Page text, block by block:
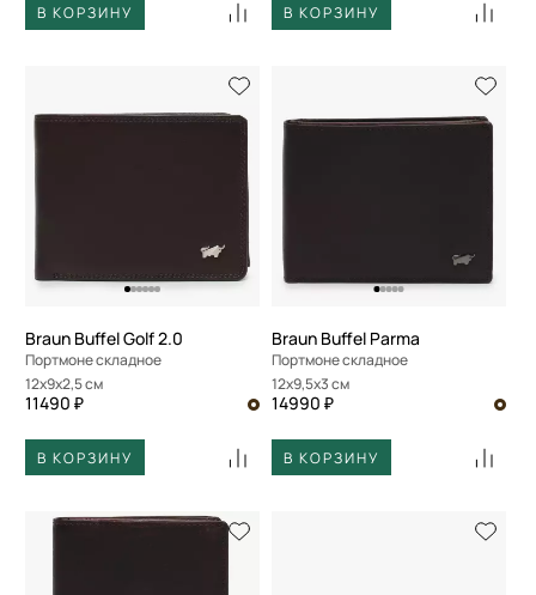
В КОРЗИНУ В КОРЗИНУ
Braun Buffel Golf 2.0
Портмоне складное
12x9x2,5 см
11490 ₽
В КОРЗИНУ
Braun Buffel Parma
Портмоне складное
12x9,5x3 см
14990 ₽
В КОРЗИНУ